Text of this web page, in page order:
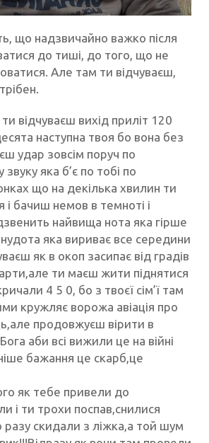
що надзвичайно важко після
до тиші, до того, що не
Але там ти відчуваєш,
відчуваєш вихід приліт 120
наступна твоя бо вона без
удар зовсім поруч по
звуку яка б’є по тобі по
що на декілька хвилин ти
і бачиш немов в темноті і
найвища нота яка гірше
нудота яка вириває все середини
як в окоп засипає від градів
ти маєш жити піднятися
4 5 0, бо з твоєї сім’ї там
кружляє ворожа авіація про
продовжуєш вірити в
аби всі вижили це на війні
бажання це скарб,це
як тебе привели до
і ти трохи поспав,снилися
разу скидали з ліжка,а той шум